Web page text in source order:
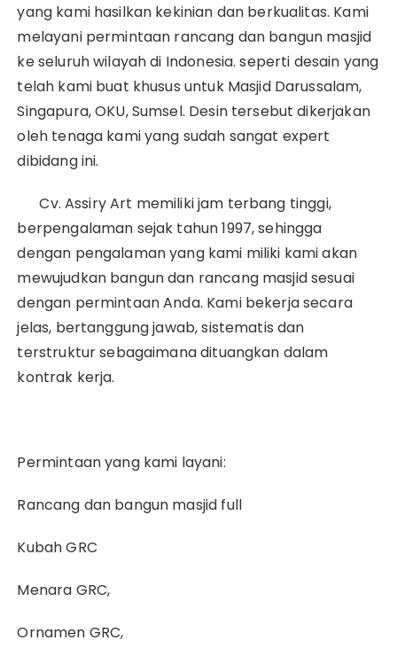
yang kami hasilkan kekinian dan berkualitas. Kami
melayani permintaan rancang dan bangun masjid
ke seluruh wilayah di Indonesia. seperti desain yang
telah kami buat khusus untuk Masjid Darussalam,
Singapura, OKU, Sumsel. Desin tersebut dikerjakan
oleh tenaga kami yang sudah sangat expert
dibidang ini.
Cv. Assiry Art memiliki jam terbang tinggi,
berpengalaman sejak tahun 1997, sehingga
dengan pengalaman yang kami miliki kami akan
mewujudkan bangun dan rancang masjid sesuai
dengan permintaan Anda. Kami bekerja secara
jelas, bertanggung jawab, sistematis dan
terstruktur sebagaimana dituangkan dalam
kontrak kerja.
Permintaan yang kami layani:
Rancang dan bangun masjid full
Kubah GRC
Menara GRC,
Ornamen GRC,